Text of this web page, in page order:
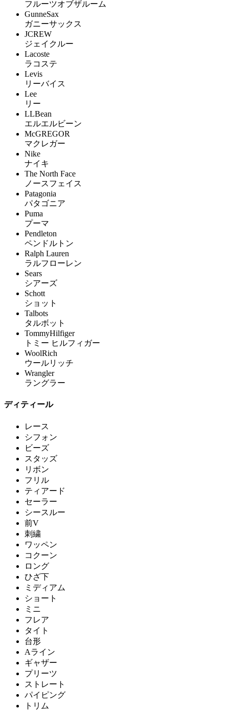
フルーツオブザルーム
GunneSax
ガニーサックス
JCREW
ジェイクルー
Lacoste
ラコステ
Levis
リーバイス
Lee
リー
LLBean
エルエルビーン
McGREGOR
マクレガー
Nike
ナイキ
The North Face
ノースフェイス
Patagonia
パタゴニア
Puma
プーマ
Pendleton
ペンドルトン
Ralph Lauren
ラルフローレン
Sears
シアーズ
Schott
ショット
Talbots
タルボット
TommyHilfiger
トミー ヒルフィガー
WoolRich
ウールリッチ
Wrangler
ラングラー
ディティール
レース
シフォン
ビーズ
スタッズ
リボン
フリル
ティアード
セーラー
シースルー
前V
刺繍
ワッペン
コクーン
ロング
ひざ下
ミディアム
ショート
ミニ
フレア
タイト
台形
Aライン
ギャザー
プリーツ
ストレート
パイピング
トリム